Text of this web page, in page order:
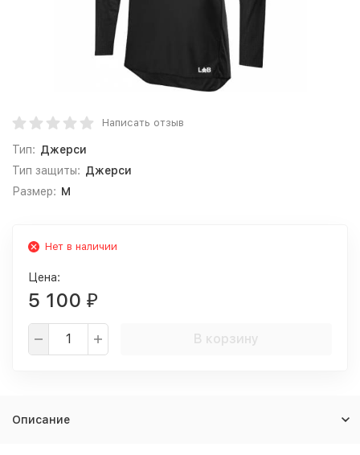
Написать отзыв
Тип: Джерси
Тип защиты: Джерси
Размер: M
Нет в наличии
Цена:
5 100 ₽
В корзину
Описание